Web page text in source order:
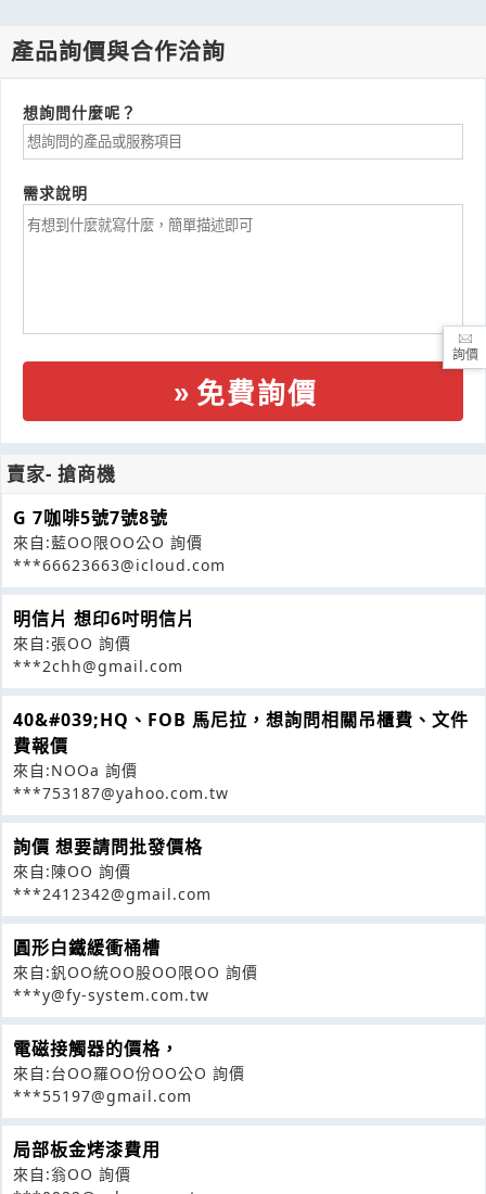
產品詢價與合作洽詢
想詢問什麼呢？
需求說明
免費詢價
賣家- 搶商機
G 7咖啡5號7號8號
來自:藍OO限OO公O 詢價
***66623663@icloud.com
明信片 想印6吋明信片
來自:張OO 詢價
***2chh@gmail.com
40&#039;HQ、FOB 馬尼拉，想詢問相關吊櫃費、文件
費報價
來自:NOOa 詢價
***753187@yahoo.com.tw
詢價 想要請問批發價格
來自:陳OO 詢價
***2412342@gmail.com
圓形白鐵緩衝桶槽
來自:釩OO統OO股OO限OO 詢價
***y@fy-system.com.tw
電磁接觸器的價格，
來自:台OO羅OO份OO公O 詢價
***55197@gmail.com
局部板金烤漆費用
來自:翁OO 詢價
詢價